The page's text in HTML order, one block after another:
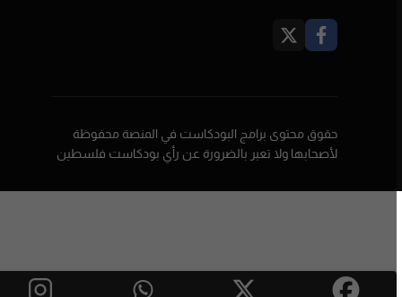
حقوق محتوى برامج البودكاست في المنصة محفوظة
لأصحابها ولا تعبر بالضرورة عن رأي بودكاست فلسطين